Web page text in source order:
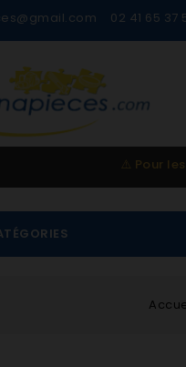
02 41 65 37
⚠️ Pour